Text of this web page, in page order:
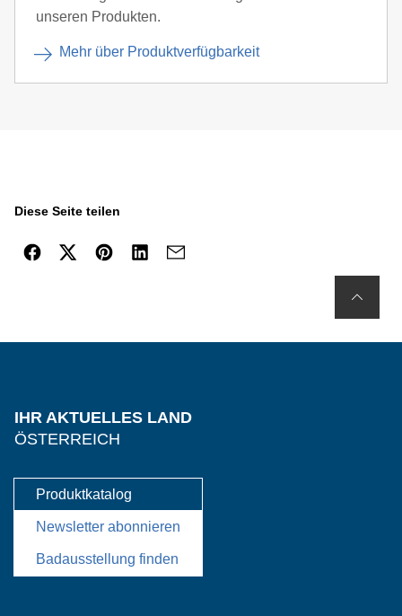
unseren Produkten.
Mehr über Produktverfügbarkeit
Diese Seite teilen
IHR AKTUELLES LAND
ÖSTERREICH
Produktkatalog
Newsletter abonnieren
Badausstellung finden